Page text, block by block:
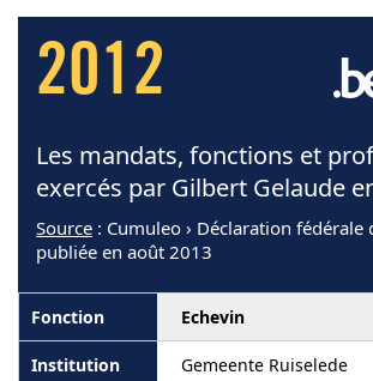
2012
Les mandats, fonctions et
exercés par Gilbert Gelaude
Source : Cumuleo › Déclaration fédérale
publiée en août 2013
Echevin
Gemeente Ruiselede